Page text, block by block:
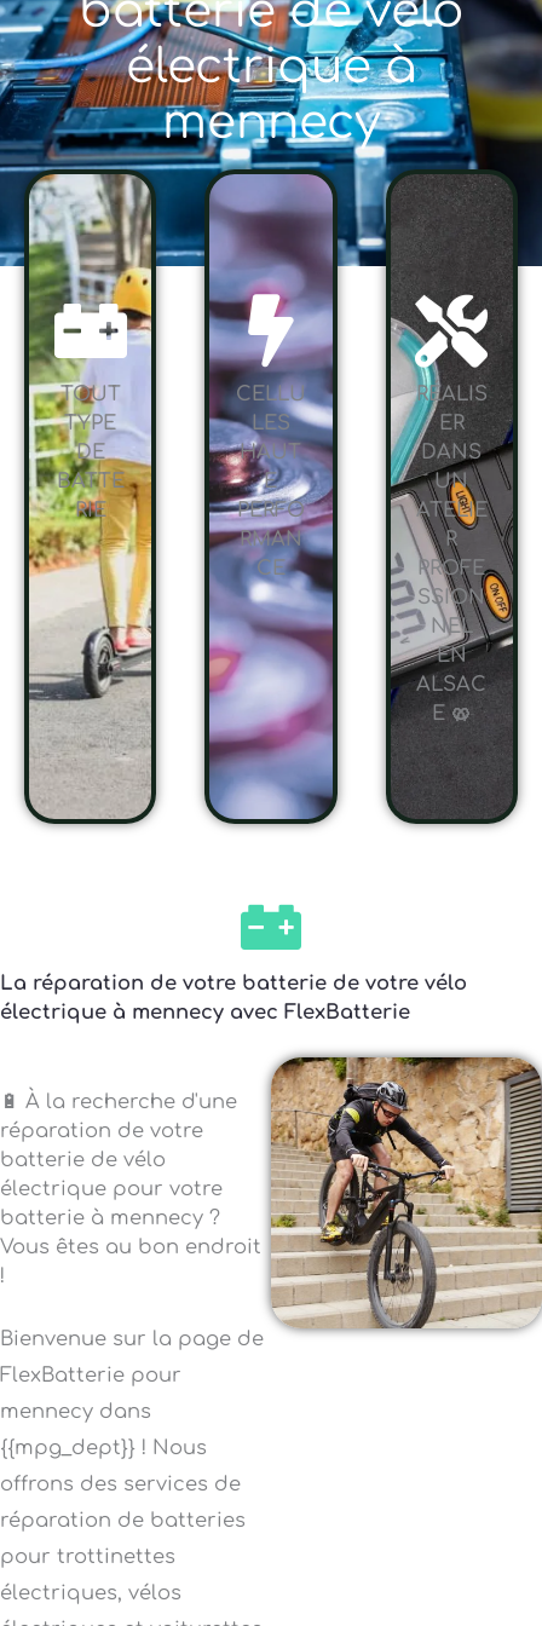
batterie de vélo
électrique à
mennecy
TOUT
TYPE
DE
BATTE
RIE
CELLU
LES
HAUT
E
PERFO
RMAN
CE
RÉALIS
ER
DANS
UN
ATELIE
R
PROFE
SSION
NEL
EN
ALSAC
E 🥨
La réparation de votre batterie de votre vélo
électrique à mennecy avec FlexBatterie
🔋 À la recherche d'une
réparation de votre
batterie de vélo
électrique pour votre
batterie à mennecy ?
Vous êtes au bon endroit
!
Bienvenue sur la page de
FlexBatterie pour
mennecy dans
{{mpg_dept}} ! Nous
offrons des services de
réparation de batteries
pour trottinettes
électriques, vélos